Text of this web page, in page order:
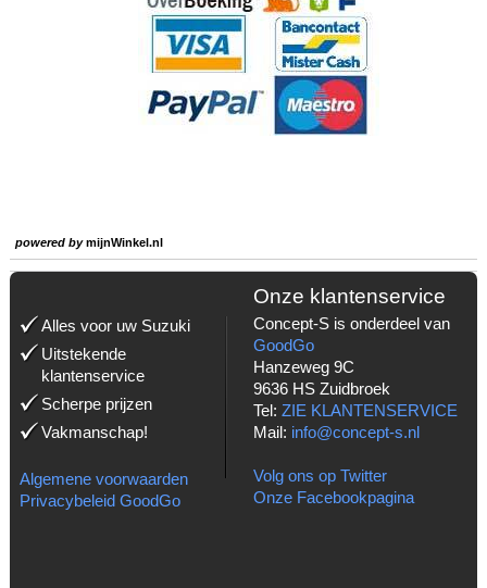
powered bymijnWinkel.nl
Alles voor uw Suzuki
Uitstekende
klantenservice
Scherpe prijzen
Vakmanschap!
Algemene voorwaarden
Privacybeleid GoodGo
Onze klantenservice
Concept-S is onderdeel van
GoodGo
Hanzeweg 9C
9636 HS Zuidbroek
Tel: ZIE KLANTENSERVICE
Mail: info@concept-s.nl
Volg ons op Twitter
Onze Facebookpagina